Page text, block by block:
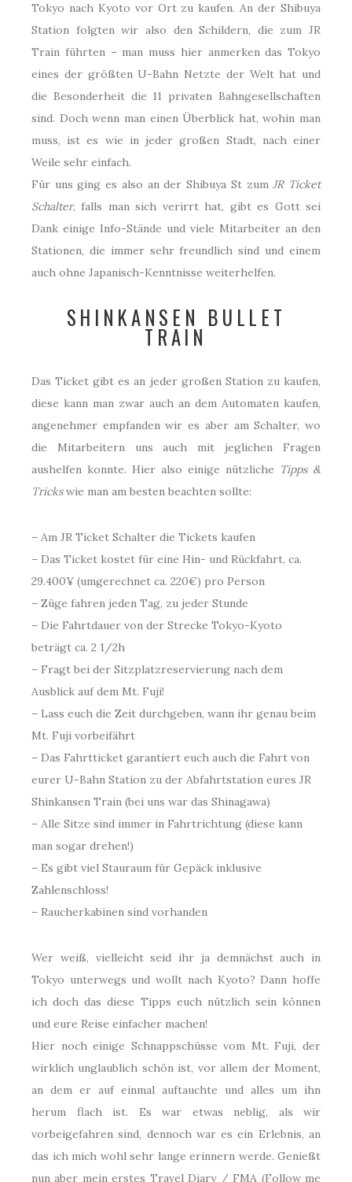
Tokyo nach Kyoto vor Ort zu kaufen. An der Shibuya
Station folgten wir also den Schildern, die zum JR
Train führten – man muss hier anmerken das Tokyo
eines der größten U-Bahn Netzte der Welt hat und
die Besonderheit die 11 privaten Bahngesellschaften
sind. Doch wenn man einen Überblick hat, wohin man
muss, ist es wie in jeder großen Stadt, nach einer
Weile sehr einfach.
Für uns ging es also an der Shibuya St zumJR Ticket
Schalter, falls man sich verirrt hat, gibt es Gott sei
Dank einige Info-Stände und viele Mitarbeiter an den
Stationen, die immer sehr freundlich sind und einem
auch ohne Japanisch-Kenntnisse weiterhelfen.
SHINKANSEN BULLET
TRAIN
Das Ticket gibt es an jeder großen Station zu kaufen,
diese kann man zwar auch an dem Automaten kaufen,
angenehmer empfanden wir es aber am Schalter, wo
die Mitarbeitern uns auch mit jeglichen Fragen
aushelfen konnte. Hier also einige nützliche Tipps &
Trickswie man am besten beachten sollte:
– Am JR Ticket Schalter die Tickets kaufen
– Das Ticket kostet für eine Hin- und Rückfahrt, ca.
29.400¥ (umgerechnet ca. 220€) pro Person
– Züge fahren jeden Tag, zu jeder Stunde
– Die Fahrtdauer von der Strecke Tokyo-Kyoto
beträgt ca. 2 1/2h
– Fragt bei der Sitzplatzreservierung nach dem
Ausblick auf dem Mt. Fuji!
– Lass euch die Zeit durchgeben, wann ihr genau beim
Mt. Fuji vorbeifährt
– Das Fahrtticket garantiert euch auch die Fahrt von
eurer U-Bahn Station zu der Abfahrtstation eures JR
Shinkansen Train (bei uns war das Shinagawa)
– Alle Sitze sind immer in Fahrtrichtung (diese kann
man sogar drehen!)
– Es gibt viel Stauraum für Gepäck inklusive
Zahlenschloss!
– Raucherkabinen sind vorhanden
Wer weiß, vielleicht seid ihr ja demnächst auch in
Tokyo unterwegs und wollt nach Kyoto? Dann hoffe
ich doch das diese Tipps euch nützlich sein können
und eure Reise einfacher machen!
Hier noch einige Schnappschüsse vom Mt. Fuji, der
wirklich unglaublich schön ist, vor allem der Moment,
an dem er auf einmal auftauchte und alles um ihn
herum flach ist. Es war etwas neblig, als wir
vorbeigefahren sind, dennoch war es ein Erlebnis, an
das ich mich wohl sehr lange erinnern werde. Genießt
nun aber mein erstes Travel Diary / FMA (Follow me